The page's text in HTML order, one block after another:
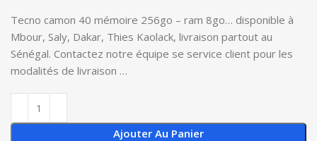
Tecno camon 40 mémoire 256go – ram 8go… disponible à
Mbour, Saly, Dakar, Thies Kaolack, livraison partout au
Sénégal. Contactez notre équipe se service client pour les
modalités de livraison …
Ajouter Au Panier